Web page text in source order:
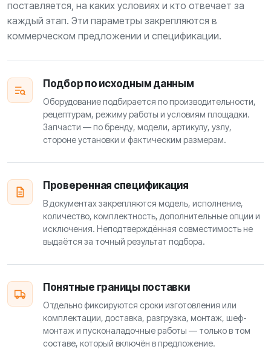
поставляется, на каких условиях и кто отвечает за
каждый этап. Эти параметры закрепляются в
коммерческом предложении и спецификации.
Подбор по исходным данным
Оборудование подбирается по производительности,
рецептурам, режиму работы и условиям площадки.
Запчасти — по бренду, модели, артикулу, узлу,
стороне установки и фактическим размерам.
Проверенная спецификация
В документах закрепляются модель, исполнение,
количество, комплектность, дополнительные опции и
исключения. Неподтверждённая совместимость не
выдаётся за точный результат подбора.
Понятные границы поставки
Отдельно фиксируются сроки изготовления или
комплектации, доставка, разгрузка, монтаж, шеф-
монтаж и пусконаладочные работы — только в том
составе, который включён в предложение.